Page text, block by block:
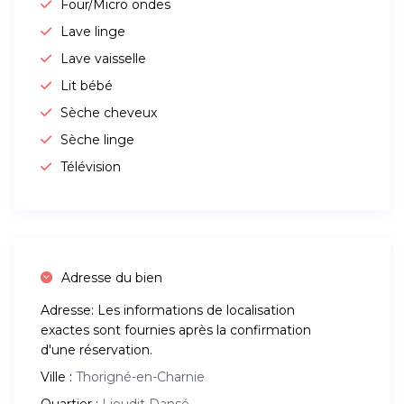
Four/Micro ondes
Lave linge
Lave vaisselle
Lit bébé
Sèche cheveux
Sèche linge
Télévision
Adresse du bien
Adresse: Les informations de localisation
exactes sont fournies après la confirmation
d'une réservation.
Ville : Thorigné-en-Charnie